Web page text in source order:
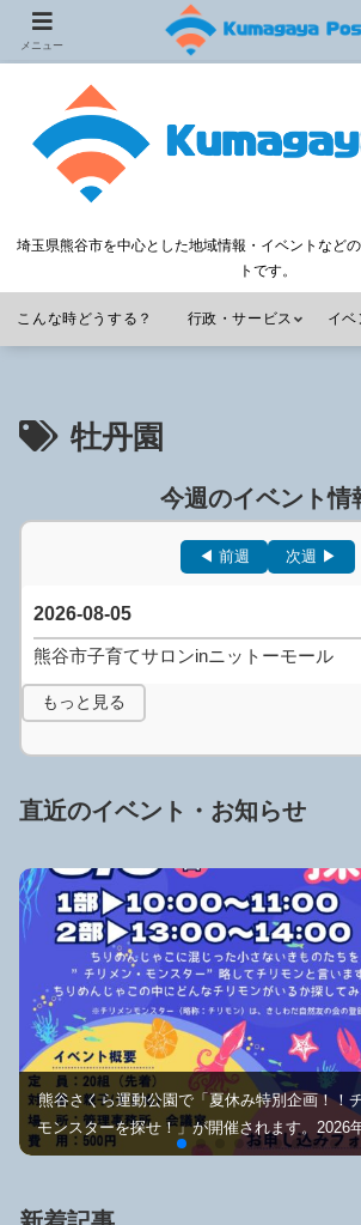
埼玉県熊谷市を中心とした地域情報・イベントなど
トです。
こんな時どうする？ 行政・サービス イベ
牡丹園
今週のイベント情
2026-08-05
熊谷市子育てサロンinニットーモール
もっと見る
◀ 前週 次週 ▶
直近のイベント・お知らせ
熊谷さくら運動公園で「夏休み特別企画！！
モンスターを探せ！」が開催されます。2026
メニュー